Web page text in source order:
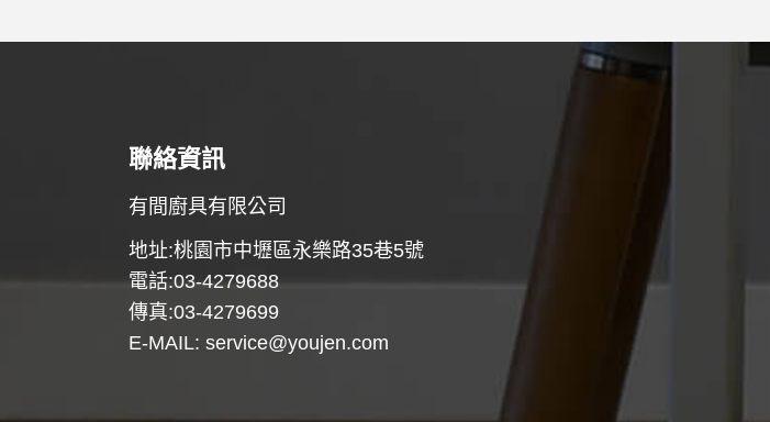
聯絡資訊
有間廚具有限公司
地址:桃園市中壢區永樂路35巷5號
電話:03-4279688
傳真:03-4279699
E-MAIL: service@youjen.com